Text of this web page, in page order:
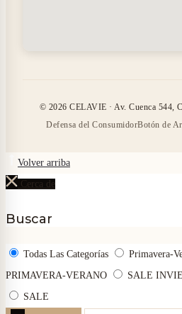
© 2026 CELAVIE · Av. Cuenca 544,
Defensa del ConsumidorBotón de
Volver arriba
Cerca de
Buscar
Todas Las Categorías Primavera-
PRIMAVERA-VERANO
SALE
SALE